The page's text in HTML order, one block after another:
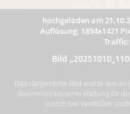
hochgeladen am
Auflösung: 1894x1421
Traffic:
Bild
Das dargestellte Bild wurde von
übernimmt keinerlei Haftung für
jedoch bei Verstößen